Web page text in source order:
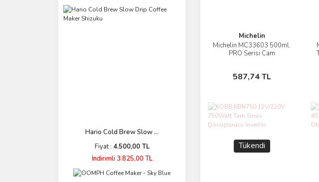
Hario Cold Brew Slow ...
Fiyat : 4.500,00 TL
İndirimli 3.825,00 TL
Michelin
Michelin MC33603 500ml.
PRO Serisi Cam
587,74 TL
İncele
Stokta Yok
Tükendi